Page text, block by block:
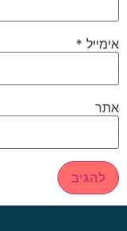
אימייל *
אתר